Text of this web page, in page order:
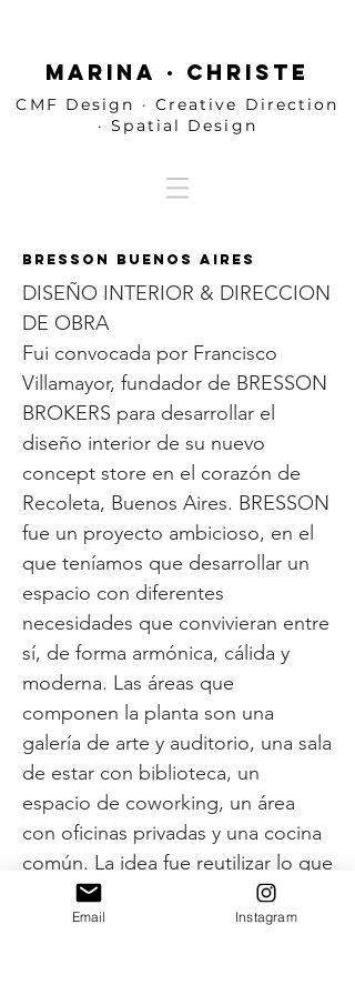
MARINA · CHRISTE
CMF Design · Creative Direction
· Spatial Design
BRESSON BUENOS AIRES
DISEÑO INTERIOR & DIRECCION
DE OBRA
Fui convocada por Francisco
Villamayor, fundador de BRESSON
BROKERS para desarrollar el
diseño interior de su nuevo
concept store en el corazón de
Recoleta, Buenos Aires. BRESSON
fue un proyecto ambicioso, en el
que teníamos que desarrollar un
espacio con diferentes
necesidades que convivieran entre
sí, de forma armónica, cálida y
moderna. Las áreas que
componen la planta son una
galería de arte y auditorio, una sala
de estar con biblioteca, un
espacio de coworking, un área
con oficinas privadas y una cocina
común. La idea fue reutilizar lo que
nos proponía el espacio original
como su piso de marmol y las
Email Instagram